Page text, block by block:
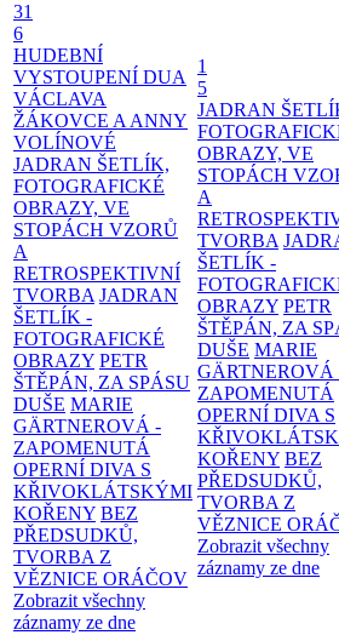
31
6
HUDEBNÍ
VYSTOUPENÍ DUA
VÁCLAVA
ŽÁKOVCE A ANNY
VOLÍNOVÉ
JADRAN ŠETLÍK,
FOTOGRAFICKÉ
OBRAZY, VE
STOPÁCH VZORŮ
A
RETROSPEKTIVNÍ
TVORBA JADRAN
ŠETLÍK -
FOTOGRAFICKÉ
OBRAZY PETR
ŠTĚPÁN, ZA SPÁSU
DUŠE MARIE
GÄRTNEROVÁ -
ZAPOMENUTÁ
OPERNÍ DIVA S
KŘIVOKLÁTSKÝMI
KOŘENY BEZ
PŘEDSUDKŮ,
TVORBA Z
VĚZNICE ORÁČOV
Zobrazit všechny
záznamy ze dne
1
5
JADRAN
OBRAZY, VE
STOPÁCH
A
TVORBA
ŠETLÍK -
OBRAZY PETR
ŠTĚPÁN, ZA
DUŠE MARIE
GÄRTNEROVÁ
ZAPOMENUTÁ
OPERNÍ DIVA S
KOŘENY BEZ
PŘEDSUDKŮ,
TVORBA Z
VĚZNICE
Zobrazit všechny
záznamy ze dne